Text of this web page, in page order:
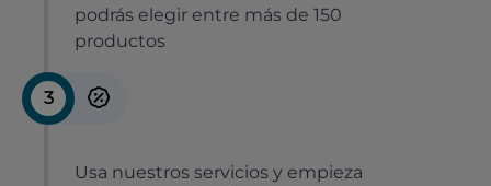
podrás elegir entre más de 150
productos
3
Usa nuestros servicios y empieza